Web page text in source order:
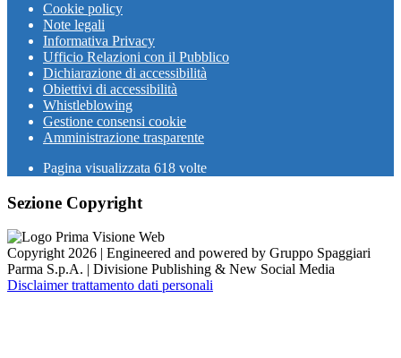
Cookie policy
Note legali
Informativa Privacy
Ufficio Relazioni con il Pubblico
Dichiarazione di accessibilità
Obiettivi di accessibilità
Whistleblowing
Gestione consensi cookie
Amministrazione trasparente
Pagina visualizzata 618 volte
Sezione Copyright
Copyright 2026 | Engineered and powered by Gruppo Spaggiari
Parma S.p.A. | Divisione Publishing & New Social Media
Disclaimer trattamento dati personali